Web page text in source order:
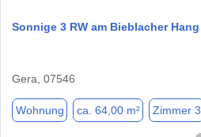
Sonnige 3 RW am Bieblacher Hang
Gera, 07546
Wohnung ca. 64,00 m² Zimmer 3